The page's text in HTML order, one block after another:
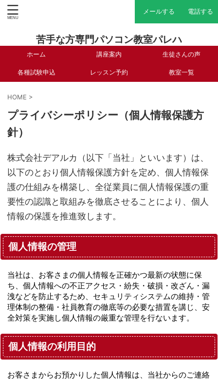
メールする 電話する
苦手な方専門パソコン教室パレハ
ホーム 講座案内 生徒さんの声
各種試験申込 レッスン予約 教室一覧
HOME >
プライバシーポリシー（個人情報保護方
針）
株式会社デアルカ（以下「当社」といいます）は、
以下のとおり個人情報保護方針を定め、個人情報保
護の仕組みを構築し、全従業員に個人情報保護の重
要性の認識と取組みを徹底させることにより、個人
情報の保護を推進致します。
個人情報の管理
当社は、お客さまの個人情報を正確かつ最新の状態に保
ち、個人情報への不正アクセス・紛失・破損・改ざん・漏
洩などを防止するため、セキュリティシステムの維持・管
理体制の整備・社員教育の徹底等の必要な措置を講じ、安
全対策を実施し個人情報の厳重な管理を行ないます。
個人情報の利用目的
お客さまからお預かりした個人情報は、当社からのご連絡